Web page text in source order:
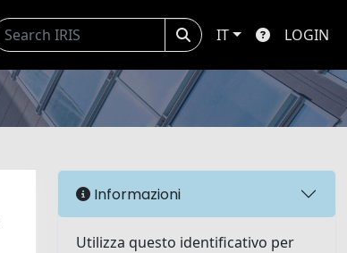
IT LOGIN
Informazioni
Utilizza questo identificativo per